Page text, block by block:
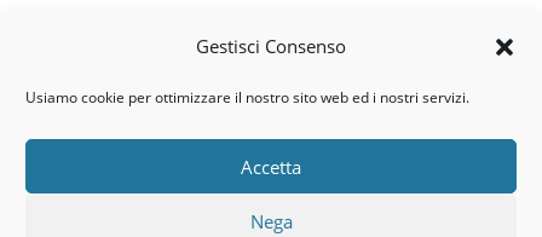
Gestisci Consenso
Usiamo cookie per ottimizzare il nostro sito web ed i nostri servizi.
Accetta
Nega
Via dell’artigianato, 14 – 31030